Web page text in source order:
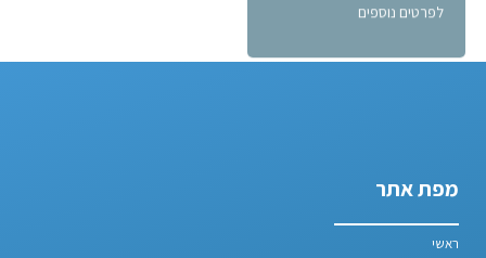
לפרטים נוספים
מפת אתר
ראשי